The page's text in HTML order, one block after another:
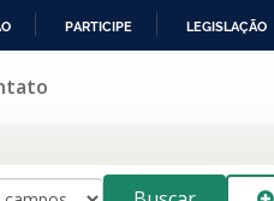
PARTICIPE LEGISLAÇÃO